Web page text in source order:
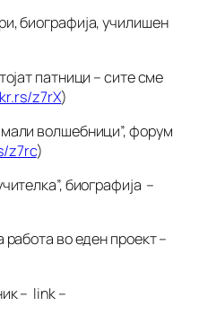
биографија, училишен
патници – сите сме
z7rX)
волшебници”, форум
z7rc)
биографија –
работа во еден проект –
– link –